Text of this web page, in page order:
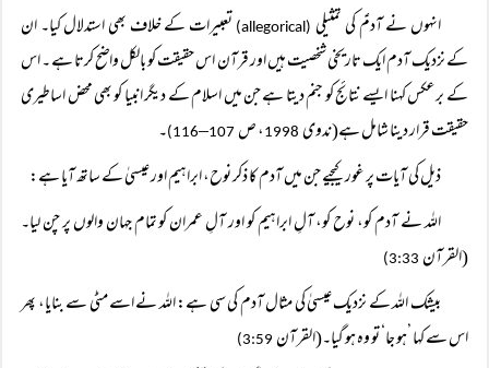
انہوں نے آدمؑ کی تمثیلی(allegorical)
تعبیرات کے خلاف بھی استدلال کیا۔ ان
کے نزدیک آدم ایک تاریخی شخصیت ہیں اور قرآن اس حقیقت کو بالکل واضح کرتا ہے ۔ اس
کے برعکس کہنا ایسے نتائج کو جنم دیتا ہے جن میں اسلام کے دیگر انبیا کو بھی محض اساطیری
حقیقت قرار دینا شامل ہے(ندوی
، ص –
116) ۔
ذیل کی آیات پر غور کیجیے جن میں آدم کا ذکر نوح، ابراہیم اور عیسیٰ کے ساتھ آیا ہے:
اللہ نے آدم کو، نوح کو، آلِ ابراہیم کو اور آلِ عمران کو تمام جہان والوں پر چن لیا۔
(القرآن
بیشک اللہ کے نزدیک عیسیٰ کی مثال آدم کی سی ہے: اللہ نے اسے مٹی سے بنایا، پھر
اس سے کہا ’ہو جا‘ تو وہ ہو گیا۔(القرآن